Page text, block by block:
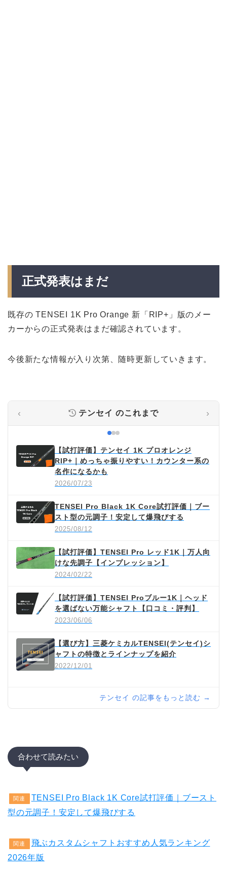
正式発表はまだ
既存の TENSEI 1K Pro Orange 新「RIP+」版のメー
カーからの正式発表はまだ確認されています。
今後新たな情報が入り次第、随時更新していきます。
‹ テンセイ のこれまで ›
【試打評価】テンセイ 1K プロオレンジ
RIP+｜めっちゃ振りやすい！カウンター系の
名作になるかも
2026/07/23
TENSEI Pro Black 1K Core試打評価｜ブー
スト型の元調子！安定して爆飛びする
2025/08/12
【試打評価】TENSEI Pro レッド1K｜万人向
けな先調子【インプレッション】
2024/02/22
【試打評価】TENSEI Proブルー1K｜ヘッド
を選ばない万能シャフト【口コミ・評判】
2023/06/06
【選び方】三菱ケミカルTENSEI(テンセイ)シ
ャフトの特徴とラインナップを紹介
2022/12/01
テンセイ の記事をもっと読む →
合わせて読みたい
関連
TENSEI Pro Black 1K Core試打評価｜ブースト
型の元調子！安定して爆飛びする
関連
飛ぶカスタムシャフトおすすめ人気ランキング
2026年版